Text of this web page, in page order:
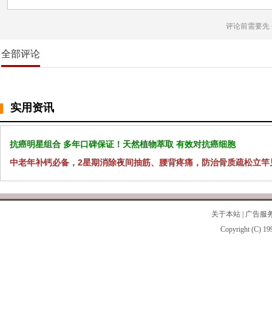
评论前需要先
全部评论
实用资讯
抗癌明星组合 多年口碑保证！天然植物萃取 有效对抗癌细胞
中老年补钙必备，2星期消除夜间抽筋、腰背疼痛，防治骨质疏松立竿
关于本站
广告服
Copyright (C)